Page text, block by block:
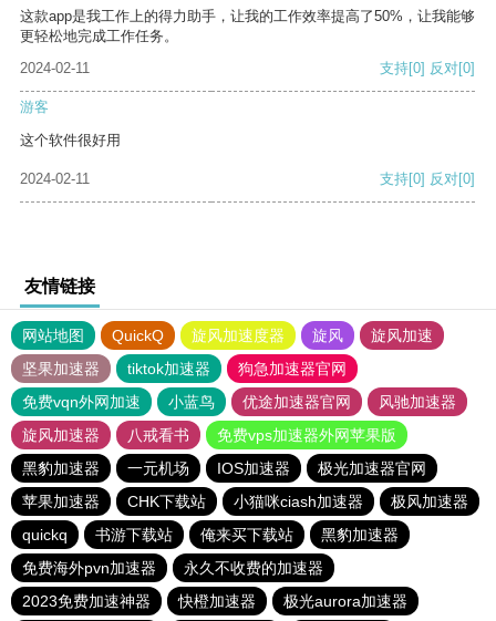
这款app是我工作上的得力助手，让我的工作效率提高了50%，让我能够
更轻松地完成工作任务。
2024-02-11
支持[0] 反对[0]
游客
这个软件很好用
2024-02-11 支持[0] 反对[0]
友情链接
网站地图 QuickQ 旋风加速度器 旋风
旋风加速
坚果加速器
tiktok加速器
狗急加速器官网
免费vqn外网加速
小蓝鸟 优途加速器官网
风驰加速器
旋风加速器
八戒看书
免费vps加速器外网苹果版
黑豹加速器
一元机场 IOS加速器
极光加速器官网
苹果加速器
CHK下载站 小猫咪ciash加速器
极风加速器
quickq
书游下载站 俺来买下载站
黑豹加速器
免费海外pvn加速器
永久不收费的加速器
2023免费加速神器
快橙加速器 极光aurora加速器